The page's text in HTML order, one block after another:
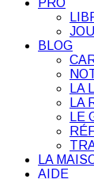
BLOG
LA
LA
LE
LA
AIDE